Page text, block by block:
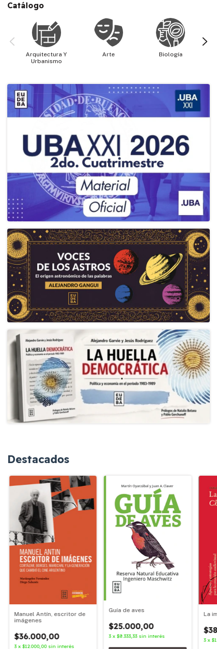
Catálogo
Arquitectura Y
Urbanismo
Arte Biología
Destacados
Manuel Antín, escritor de
imágenes
$36.000,00
3 x $12.000,00 sin interés
Guía de aves
$25.000,00
3 x$8.333,33 sin interés
La
3 x